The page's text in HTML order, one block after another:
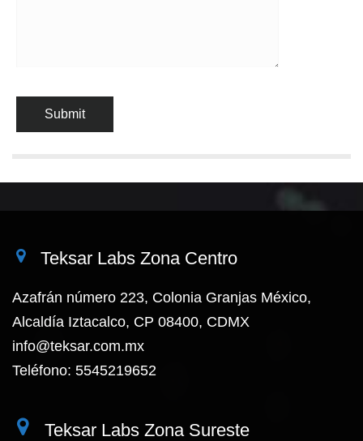
Teksar Labs Zona Centro
Azafrán número 223, Colonia Granjas México,
Alcaldía Iztacalco, CP 08400, CDMX
info@teksar.com.mx
Teléfono: 5545219652
Teksar Labs Zona Sureste